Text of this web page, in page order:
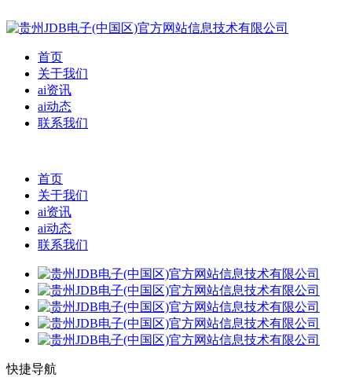
首页
关于我们
ai资讯
ai动态
联系我们
首页
关于我们
ai资讯
ai动态
联系我们
快捷导航